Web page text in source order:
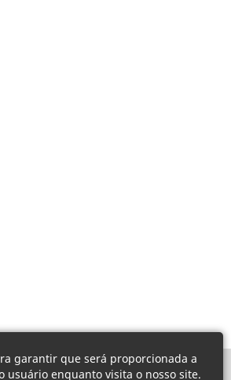
garantir que será proporcionada a
usuário enquanto visita o nosso site.